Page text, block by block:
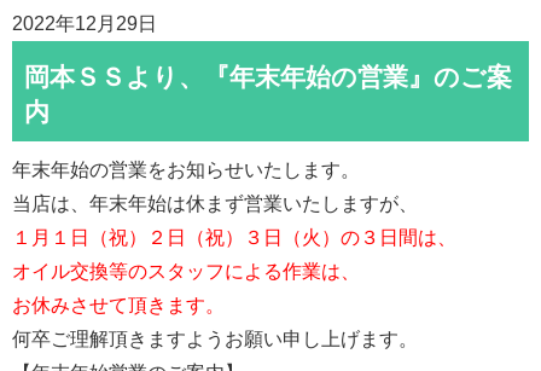
2022年12月29日
岡本ＳＳより、『年末年始の営業』のご案
内
年末年始の営業をお知らせいたします。
当店は、年末年始は休まず営業いたしますが、
１月１日（祝）２日（祝）３日（火）の３日間は、
オイル交換等のスタッフによる作業は、
お休みさせて頂きます。
何卒ご理解頂きますようお願い申し上げます。